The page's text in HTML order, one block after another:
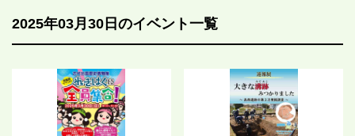
2025年03月30日のイベント一覧